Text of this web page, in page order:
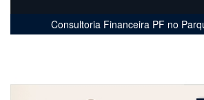
Consultoria Financeira PF no